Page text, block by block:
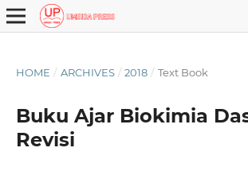
HOME / ARCHIVES / 2018 / Text Book
Buku Ajar Biokimia
Revisi